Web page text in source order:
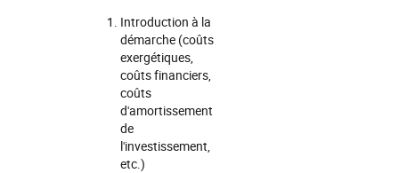
Introduction à la
démarche (coûts
exergétiques,
coûts financiers,
coûts
d'amortissement
de
l'investissement,
etc.)